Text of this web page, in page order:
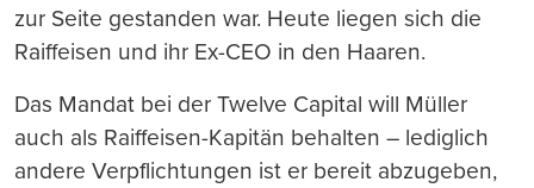
zur Seite gestanden war. Heute liegen sich die
Raiffeisen und ihr Ex-CEO in den Haaren.
Das Mandat bei der Twelve Capital will Müller
auch als Raiffeisen-Kapitän behalten – lediglich
andere Verpflichtungen ist er bereit abzugeben,